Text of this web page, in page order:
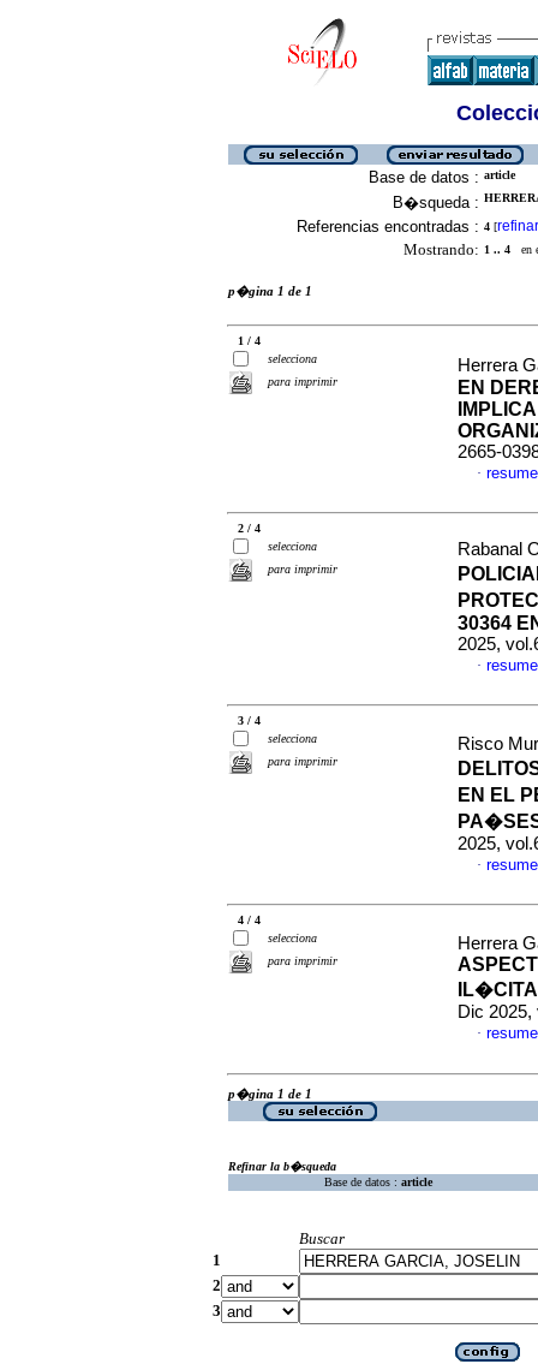
Base de datos : article
B�squeda :
Referencias encontradas : 4 [refinar
Mostrando: 1 .. 4 en
p�gina 1 de 1
1 / 4
selecciona
para imprimir
Herrera
EN
2665-
·
2 / 4
selecciona
para imprimir
Rabanal
30364
2025,
·
3 / 4
selecciona
para imprimir
Risco
EN EL
2025,
·
4 / 4
selecciona
para imprimir
Herrera
Dic 2025,
·
p�gina 1 de 1
Refinar la b�squeda
Base de datos : article
Buscar
1
2
3